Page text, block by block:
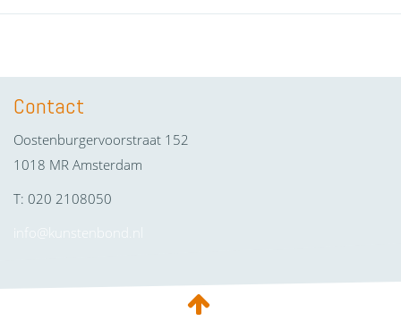
Contact
Oostenburgervoorstraat 152
1018 MR Amsterdam
T: 020 2108050
info@kunstenbond.nl